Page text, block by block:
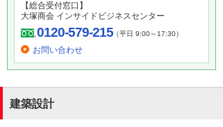
【総合受付窓口】
大塚商会 インサイドビジネスセンター
0120-579-215（平日 9:00～17:30）
お問い合わせ
建築設計